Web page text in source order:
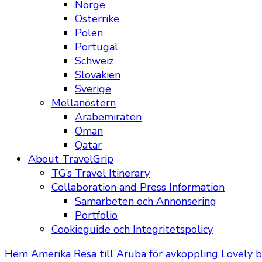
Norge
Österrike
Polen
Portugal
Schweiz
Slovakien
Sverige
Mellanöstern
Arabemiraten
Oman
Qatar
About TravelGrip
TG’s Travel Itinerary
Collaboration and Press Information
Samarbeten och Annonsering
Portfolio
Cookieguide och Integritetspolicy
Hem Amerika Resa till Aruba för avkoppling Lovely